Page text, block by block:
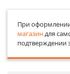
При
магазиндля
подтверждении